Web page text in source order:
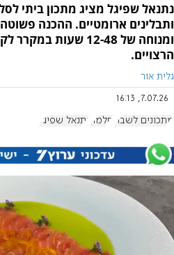
נתנאל שפיגל מציג מתכון ביתי
ותבלינים ארומטיים. ההכנה
ומנוחה של 12-48
הרצויים.
גלית אור
7.07.26, 16:13
מתכונים לשבת סלמון נתנאל שפיגל